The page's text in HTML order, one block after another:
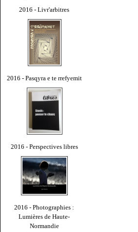
2016 - Livr'arbitres
2016 - Pasqyra e te rrefyemit
2016 - Perspectives libres
2016 - Photographies :
Lumières de Haute-
Normandie